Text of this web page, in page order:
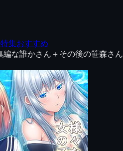
集おすすめ
な誰かさん＋その後の笹森さん